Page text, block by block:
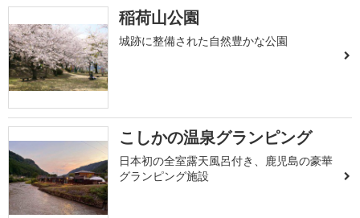
稲荷山公園
城跡に整備された自然豊かな公園
こしかの温泉グランピング
日本初の全室露天風呂付き、鹿児島の豪華
グランピング施設